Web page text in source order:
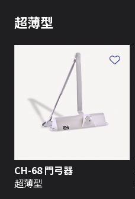
超薄型
CH-68 門弓器
超薄型